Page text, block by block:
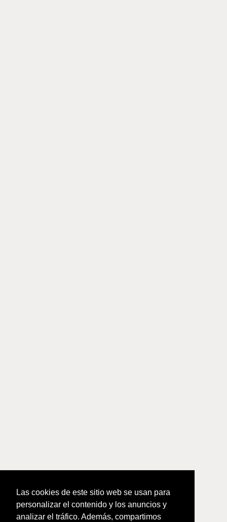
Las cookies de este sitio web se usan para
personalizar el contenido y los anuncios y
analizar el tráfico. Además, compartimos